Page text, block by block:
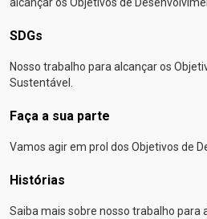
SDGs
Nosso trabalho para alcançar os
Sustentável.
Faça a sua parte
Vamos agir em prol dos Objetivos de
Histórias
Saiba mais sobre nosso trabalho para